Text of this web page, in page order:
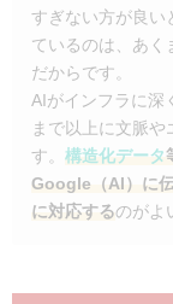
すぎない方が良い
ているのは、あく
だからです。
AIがインフラに深
まで以上に文脈や
す。 構造化データ
Google（AI）に
に対応するのがよ